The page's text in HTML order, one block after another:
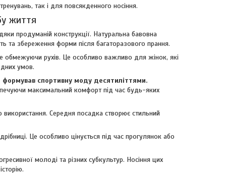
так і для повсякденного носіння.
життя
продуманій конструкції. Натуральна бавовна
та збереження форми після багаторазового прання.
обмежуючи рухів. Це особливо важливо для жінок, які
умов.
спортивну моду десятиліттями.
максимальний комфорт під час будь-яких
Середня посадка створює стильний
Це особливо цінується під час прогулянок або
молоді та різних субкультур. Носіння цих